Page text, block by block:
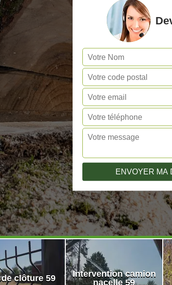
clôture 59
Intervention camion
nacelle 59